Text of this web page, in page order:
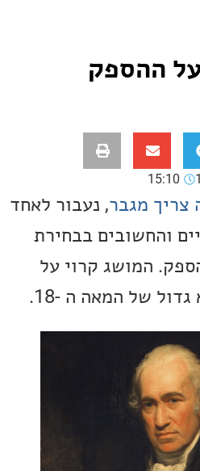
, נעבור לאחד
בבחירת
קרוי על
ה -18.